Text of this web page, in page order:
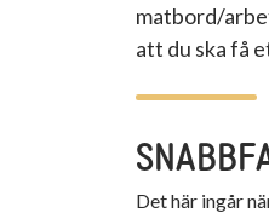
matbord/
att du ska få
Det här ingår